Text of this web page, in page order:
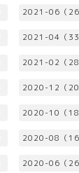
2021-06（26
2021-04（33
2021-02（28
2020-12（20
2020-10（18
2020-08（16
2020-06（26